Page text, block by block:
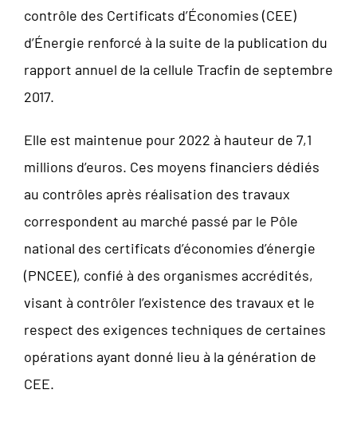
contrôle des Certificats d’Économies (CEE)
d’Énergie renforcé à la suite de la publication du
rapport annuel de la cellule Tracfin de septembre
2017.
Elle est maintenue pour 2022 à hauteur de 7,1
millions d’euros. Ces moyens financiers dédiés
au contrôles après réalisation des travaux
correspondent au marché passé par le Pôle
national des certificats d’économies d’énergie
(PNCEE), confié à des organismes accrédités,
visant à contrôler l’existence des travaux et le
respect des exigences techniques de certaines
opérations ayant donné lieu à la génération de
CEE.